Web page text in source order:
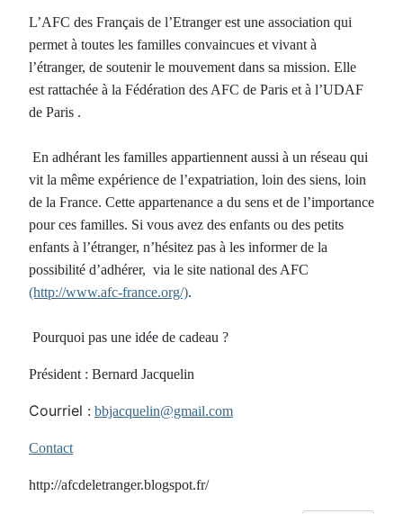
L’AFC des Français de l’Etranger est une association qui
permet à toutes les familles convaincues et vivant à
l’étranger, de soutenir le mouvement dans sa mission. Elle
est rattachée à la Fédération des AFC de Paris et à l’UDAF
de Paris .
En adhérant les familles appartiennent aussi à un réseau qui
vit la même expérience de l’expatriation, loin des siens, loin
de la France. Cette appartenance a du sens et de l’importance
pour ces familles. Si vous avez des enfants ou des petits
enfants à l’étranger, n’hésitez pas à les informer de la
possibilité d’adhérer, via le site national des AFC
(http://www.afc-france.org/).
Pourquoi pas une idée de cadeau ?
Président : Bernard Jacquelin
Courriel : bbjacquelin@gmail.com
Contact
http://afcdeletranger.blogspot.fr/